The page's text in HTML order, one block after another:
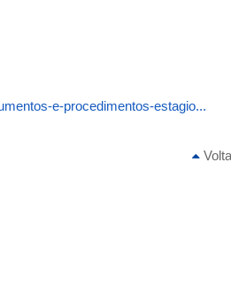
e-procedimentos-estagio...